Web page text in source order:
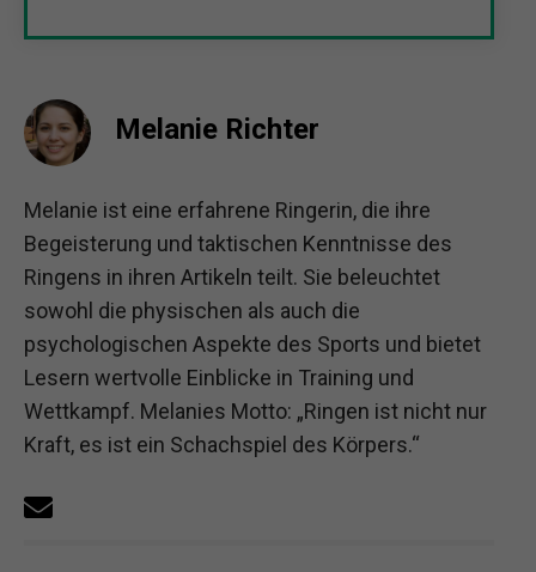
Melanie Richter
Melanie ist eine erfahrene Ringerin, die ihre
Begeisterung und taktischen Kenntnisse des
Ringens in ihren Artikeln teilt. Sie beleuchtet
sowohl die physischen als auch die
psychologischen Aspekte des Sports und bietet
Lesern wertvolle Einblicke in Training und
Wettkampf. Melanies Motto: „Ringen ist nicht nur
Kraft, es ist ein Schachspiel des Körpers.“